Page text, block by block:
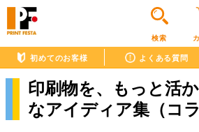
検索
初めてのお客様 よくある質問
印刷物を、もっと活か
なアイディア集（コ